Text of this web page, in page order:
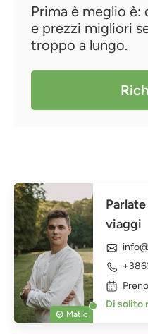
Prima è meglio
e prezzi migliori
troppo a lungo.
Matic
viaggi
Di solito